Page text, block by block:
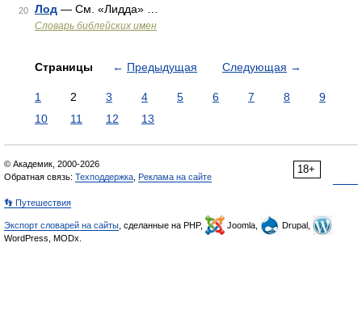
20 Лод — См. «Лидда» …
Словарь библейских имен
Страницы ← Предыдущая Следующая →
1 2 3 4 5 6 7 8
9
10
11 12 13
18+
© Академик, 2000-2026
Обратная связь: Техподдержка Реклама на сайте
👣 Путешествия
Экспорт словарей на сайты , сделанные на PHP, Joomla,
Drupal,
WordPress, MODx.